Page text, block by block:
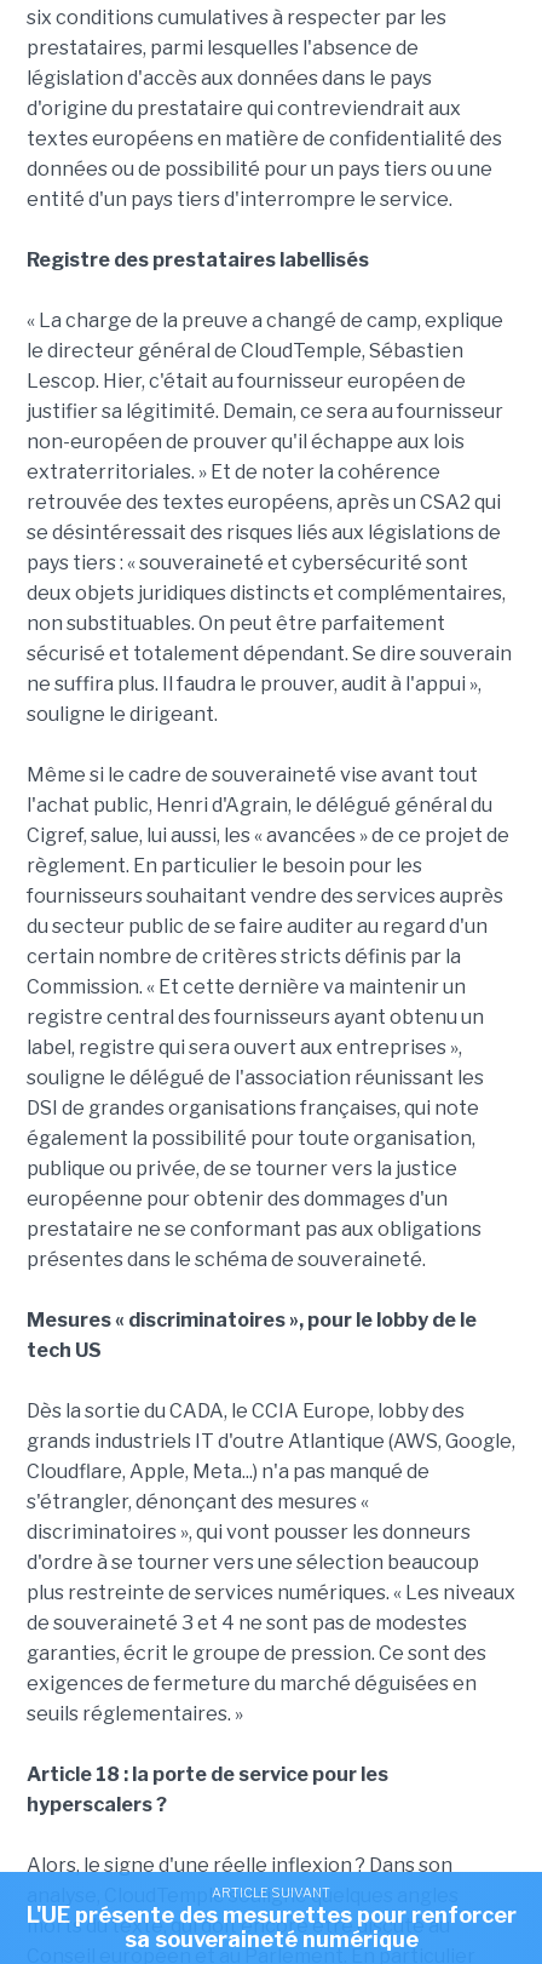
six conditions cumulatives à respecter par les
prestataires, parmi lesquelles l'absence de
législation d'accès aux données dans le pays
d'origine du prestataire qui contreviendrait aux
textes européens en matière de confidentialité des
données ou de possibilité pour un pays tiers ou une
entité d'un pays tiers d'interrompre le service.
Registre des prestataires labellisés
« La charge de la preuve a changé de camp, explique
le directeur général de CloudTemple, Sébastien
Lescop. Hier, c'était au fournisseur européen de
justifier sa légitimité. Demain, ce sera au fournisseur
non-européen de prouver qu'il échappe aux lois
extraterritoriales. » Et de noter la cohérence
retrouvée des textes européens, après un CSA2 qui
se désintéressait des risques liés aux législations de
pays tiers : « souveraineté et cybersécurité sont
deux objets juridiques distincts et complémentaires,
non substituables. On peut être parfaitement
sécurisé et totalement dépendant. Se dire souverain
ne suffira plus. Il faudra le prouver, audit à l'appui »,
souligne le dirigeant.
Même si le cadre de souveraineté vise avant tout
l'achat public, Henri d'Agrain, le délégué général du
Cigref, salue, lui aussi, les « avancées » de ce projet de
règlement. En particulier le besoin pour les
fournisseurs souhaitant vendre des services auprès
du secteur public de se faire auditer au regard d'un
certain nombre de critères stricts définis par la
Commission. « Et cette dernière va maintenir un
registre central des fournisseurs ayant obtenu un
label, registre qui sera ouvert aux entreprises »,
souligne le délégué de l'association réunissant les
DSI de grandes organisations françaises, qui note
également la possibilité pour toute organisation,
publique ou privée, de se tourner vers la justice
européenne pour obtenir des dommages d'un
prestataire ne se conformant pas aux obligations
présentes dans le schéma de souveraineté.
Mesures « discriminatoires », pour le lobby de le
tech US
Dès la sortie du CADA, le CCIA Europe, lobby des
grands industriels IT d'outre Atlantique (AWS, Google,
Cloudflare, Apple, Meta...) n'a pas manqué de
s'étrangler, dénonçant des mesures «
discriminatoires », qui vont pousser les donneurs
d'ordre à se tourner vers une sélection beaucoup
plus restreinte de services numériques. « Les niveaux
de souveraineté 3 et 4 ne sont pas de modestes
garanties, écrit le groupe de pression. Ce sont des
exigences de fermeture du marché déguisées en
seuils réglementaires. »
Article 18 : la porte de service pour les
hyperscalers ?
Alors, le signe d'une réelle inflexion ? Dans son
analyse, CloudTemple souligne quelques angles
morts du texte, qui doit encore être discuté au
Conseil européen et au Parlement. En particulier
ARTICLE SUIVANT
L'UE présente des mesurettes pour renforcer
sa souveraineté numérique